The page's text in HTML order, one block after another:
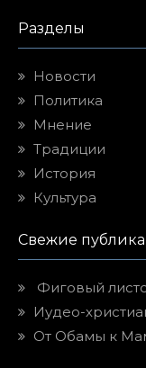
Разделы
Новости
Политика
Мнение
Традиции
История
Культура
Свежие
Фиговый
Иудео-
От Обамы к